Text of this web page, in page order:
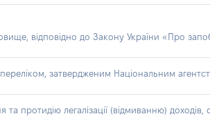
відповідно до Закону України «Про
затвердженим Національним
та протидію легалізації (відмиванню)